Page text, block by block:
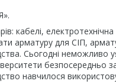
кабелі,
арматуру для СІП,
Сьогодні неможливо
навчилося